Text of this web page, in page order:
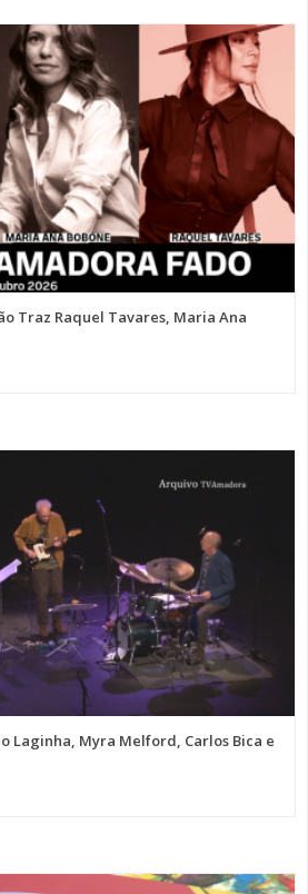
Traz Raquel Tavares, Maria Ana
Laginha, Myra Melford, Carlos Bica e